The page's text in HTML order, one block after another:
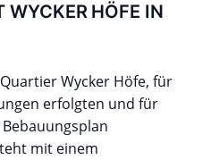
WYCKER HÖFE IN
Wycker Höfe, für
erfolgten und für
mit einem